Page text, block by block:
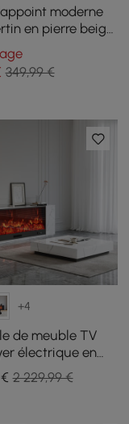
moderne
en pierre beige
inoxydable dans
doré
349,99 €
+4
de meuble TV
électrique en
de 79" et table
2 229,99 €